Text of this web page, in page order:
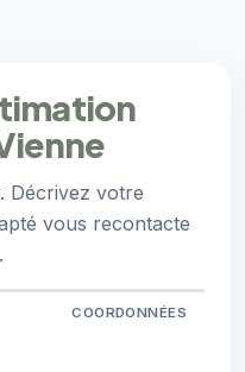
Décrivez votre
vous recontacte
COORDONNÉES